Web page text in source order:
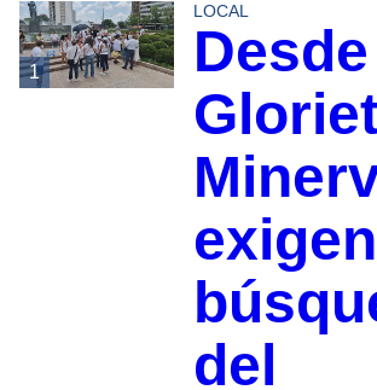
1
LOCAL
exigen
del